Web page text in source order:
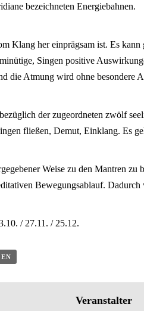
bezeichneten Energiebahnen.
Klang her einprägsam ist. Es
Singen positive
die Atmung wird ohne besondere
der zugeordneten zwölf
fließen, Demut, Einklang. Es
Weise zu den Mantren
Bewegungsablauf.
/ 27.11. / 25.12.
Veranstalter